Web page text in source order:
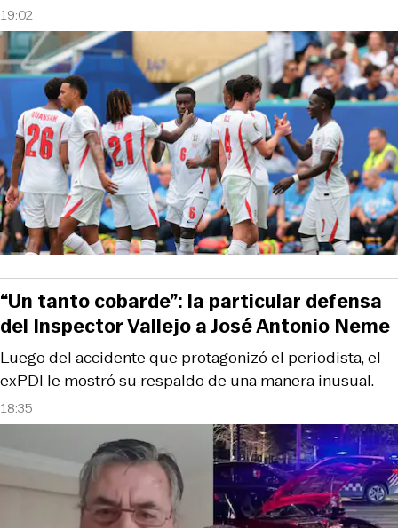
19:02
18:35
Luego del accidente que protagonizó el periodista, el
exPDI le mostró su respaldo de una manera inusual.
“Un tanto cobarde”: la particular defensa
del Inspector Vallejo a José Antonio Neme